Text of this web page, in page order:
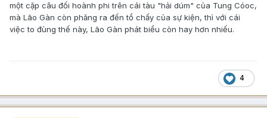
một cặp câu đối hoành phi trên cái tàu "hải dúm" của Tung Cóoc,
mà Lão Gàn còn phăng ra đến tổ chấy của sự kiện, thì với cái
việc to đùng thế này, Lão Gàn phát biểu còn hay hơn nhiếu.
4